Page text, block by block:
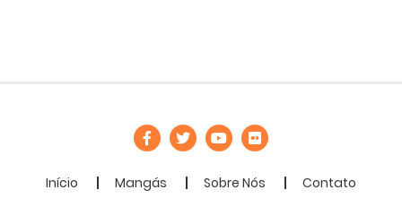
Início Mangás Sobre Nós Contato